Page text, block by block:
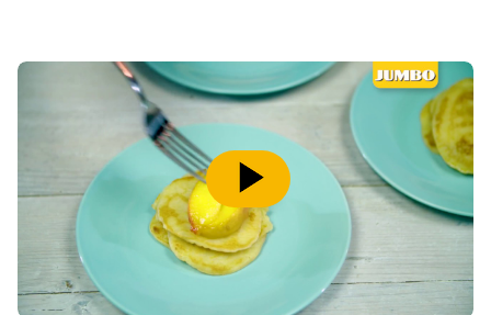
speel video af